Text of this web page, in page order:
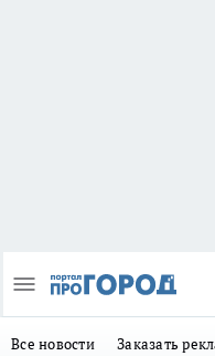
Все новости Заказать